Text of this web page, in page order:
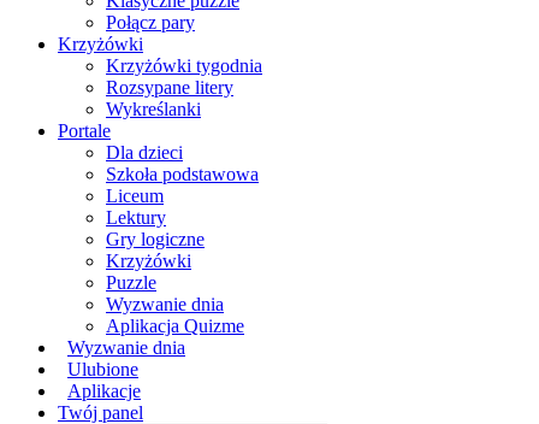
Połącz pary
Krzyżówki
Krzyżówki tygodnia
Rozsypane litery
Wykreślanki
Portale
Dla dzieci
Szkoła podstawowa
Liceum
Lektury
Gry logiczne
Krzyżówki
Puzzle
Wyzwanie dnia
Aplikacja Quizme
Wyzwanie dnia
Ulubione
Aplikacje
Twój panel